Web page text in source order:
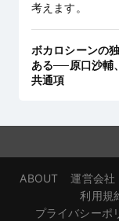
考えます。
ボカロシーンの
ある──原口沙輔
共通項
ABOUT 運営会社
利用規
プライバシーポ